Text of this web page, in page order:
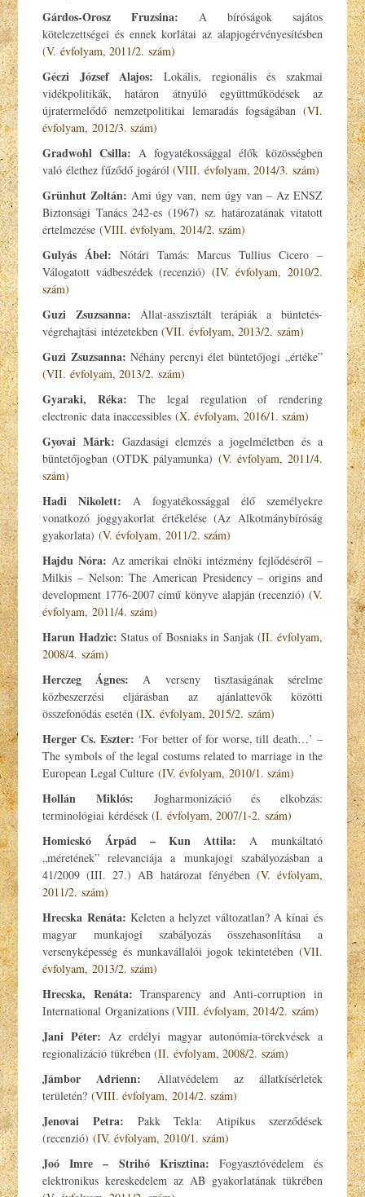
Gárdos-Orosz Fruzsina: A bíróságok sajátos
kötelezettségei és ennek korlátai az alapjogérvényesítésben
(V. évfolyam, 2011/2. szám)
Géczi József Alajos: Lokális, regionális és szakmai
vidékpolitikák, határon átnyúló együttműködések az
újratermelődő nemzetpolitikai lemaradás fogságában (VI.
évfolyam, 2012/3. szám)
Gradwohl Csilla: A fogyatékossággal élők közösségben
való élethez fűződő jogáról(VIII. évfolyam, 2014/3. szám)
Grünhut Zoltán: Ami úgy van, nem úgy van – Az ENSZ
Biztonsági Tanács 242-es (1967) sz. határozatának vitatott
értelmezése (VIII. évfolyam, 2014/2. szám)
Gulyás Ábel: Nótári Tamás: Marcus Tullius Cicero –
Válogatott vádbeszédek (recenzió) (IV. évfolyam, 2010/2.
szám)
Guzi Zsuzsanna: Állat-asszisztált terápiák a büntetés-
végrehajtási intézetekben(VII. évfolyam, 2013/2. szám)
Guzi Zsuzsanna: Néhány percnyi élet büntetőjogi „értéke”
(VII. évfolyam, 2013/2. szám)
Gyaraki, Réka: The legal regulation of rendering
electronic data inaccessibles (X. évfolyam, 2016/1. szám)
Gyovai Márk: Gazdasági elemzés a jogelméletben és a
büntetőjogban (OTDK pályamunka) (V. évfolyam, 2011/4.
szám)
Hadi Nikolett: A fogyatékossággal élő személyekre
vonatkozó joggyakorlat értékelése (Az Alkotmánybíróság
gyakorlata) (V. évfolyam, 2011/2. szám)
Hajdu Nóra: Az amerikai elnöki intézmény fejlődéséről –
Milkis – Nelson: The American Presidency – origins and
development 1776-2007 című könyve alapján (recenzió) (V.
évfolyam, 2011/4. szám)
Harun Hadzic: Status of Bosniaks in Sanjak(II. évfolyam,
2008/4. szám)
Herczeg Ágnes: A verseny tisztaságának sérelme
közbeszerzési eljárásban az ajánlattevők közötti
összefonódás esetén(IX. évfolyam, 2015/2. szám)
Herger Cs. Eszter: ‘For better of for worse, till death…’ –
The symbols of the legal costums related to marriage in the
European Legal Culture (IV. évfolyam, 2010/1. szám)
Hollán Miklós: Jogharmonizáció és elkobzás:
terminológiai kérdések(I. évfolyam, 2007/1-2. szám)
Homicskó Árpád – Kun Attila: A munkáltató
„méretének” relevanciája a munkajogi szabályozásban a
41/2009 (III. 27.) AB határozat fényében (V. évfolyam,
2011/2. szám)
Hrecska Renáta: Keleten a helyzet változatlan? A kínai és
magyar munkajogi szabályozás összehasonlítása a
versenyképesség és munkavállalói jogok tekintetében (VII.
évfolyam, 2013/2. szám)
Hrecska, Renáta: Transparency and Anti-corruption in
International Organizations(VIII. évfolyam, 2014/2. szám)
Jani Péter: Az erdélyi magyar autonómia-törekvések a
regionalizáció tükrében(II. évfolyam, 2008/2. szám)
Jámbor Adrienn: Állatvédelem az állatkísérletek
területén? (VIII. évfolyam, 2014/2. szám)
Jenovai Petra: Pakk Tekla: Atipikus szerződések
(recenzió) (IV. évfolyam, 2010/1. szám)
Joó Imre – Strihó Krisztina: Fogyasztóvédelem és
elektronikus kereskedelem az AB gyakorlatának tükrében